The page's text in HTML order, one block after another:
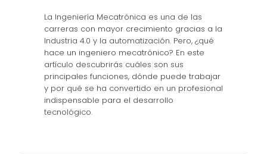
La Ingeniería Mecatrónica es una de las
carreras con mayor crecimiento gracias a la
Industria 4.0 y la automatización. Pero, ¿qué
hace un ingeniero mecatrónico? En este
artículo descubrirás cuáles son sus
principales funciones, dónde puede trabajar
y por qué se ha convertido en un profesional
indispensable para el desarrollo
tecnológico.